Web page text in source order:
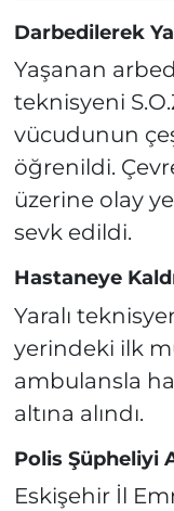
Darbedilerek
Yaşanan
teknisyeni
vücudunun
öğrenildi.
üzerine olay
sevk edildi.
Hastaneye
Yaralı
yerindeki ilk
ambulansla
altına alındı.
Polis Şüpheliyi
Eskişehir İl